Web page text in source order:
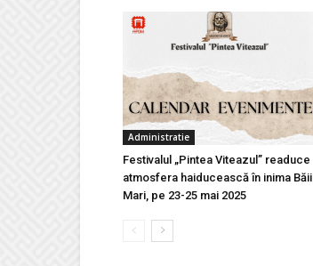
Administratie
Festivalul „Pintea Viteazul” readuce
atmosfera haiducească în inima Băii
Mari, pe 23-25 mai 2025